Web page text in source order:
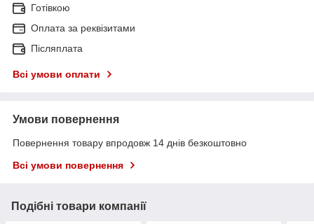
Готівкою
Оплата за реквізитами
Післяплата
Всі умови оплати
Умови повернення
Повернення товару впродовж 14 днів безкоштовно
Всі умови повернення
Подібні товари компанії